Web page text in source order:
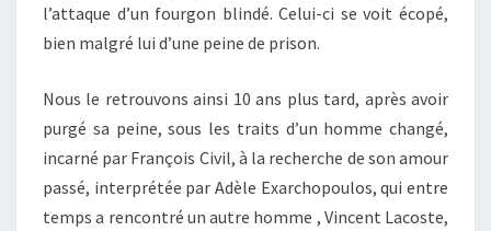
l’attaque d’un fourgon blindé. Celui-ci se voit écopé,
bien malgré lui d’une peine de prison.
Nous le retrouvons ainsi 10 ans plus tard, après avoir
purgé sa peine, sous les traits d’un homme changé,
incarné par François Civil, à la recherche de son amour
passé, interprétée par Adèle Exarchopoulos, qui entre
temps a rencontré un autre homme , Vincent Lacoste,